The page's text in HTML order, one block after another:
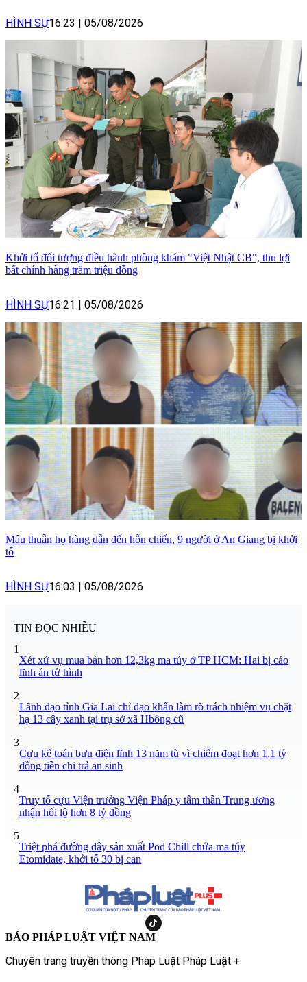
HÌNH SỰ16:23 | 05/08/2026
Khởi tố đối tượng điều hành phòng khám "Việt Nhật CB", thu lợi
bất chính hàng trăm triệu đồng
HÌNH SỰ16:21 | 05/08/2026
Mâu thuẫn họ hàng dẫn đến hỗn chiến, 9 người ở An Giang bị khởi
tố
HÌNH SỰ16:03 | 05/08/2026
TIN ĐỌC NHIỀU
1
Xét xử vụ mua bán hơn 12,3kg ma túy ở TP HCM: Hai bị cáo
lĩnh án tử hình
2
Lãnh đạo tỉnh Gia Lai chỉ đạo khẩn làm rõ trách nhiệm vụ chặt
hạ 13 cây xanh tại trụ sở xã Hbông cũ
3
Cựu kế toán bưu điện lĩnh 13 năm tù vì chiếm đoạt hơn 1,1 tỷ
đồng tiền chi trả an sinh
4
Truy tố cựu Viện trưởng Viện Pháp y tâm thần Trung ương
nhận hối lộ hơn 8 tỷ đồng
5
Triệt phá đường dây sản xuất Pod Chill chứa ma túy
Etomidate, khởi tố 30 bị can
BÁO PHÁP LUẬT VIỆT NAM
Chuyên trang truyền thông Pháp Luật Pháp Luật +